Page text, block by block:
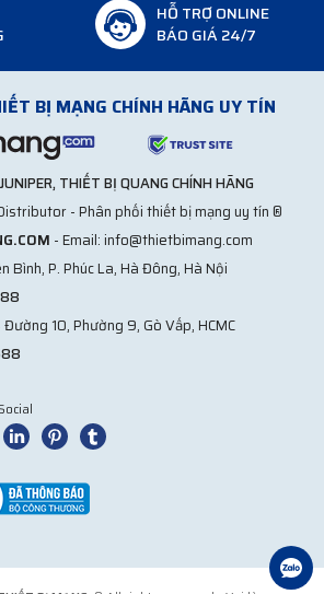
HỖ TRỢ ONLINE
BÁO GIÁ 24/7
BỊ MẠNG CHÍNH HÃNG UY TÍN
THIẾT BỊ QUANG CHÍNH HÃNG
- Phân phối thiết bị mạng uy tín ®
- Email: info@thietbimang.com
Bình, P. Phúc La, Hà Đông, Hà Nội
10, Phường 9, Gò Vấp, HCMC